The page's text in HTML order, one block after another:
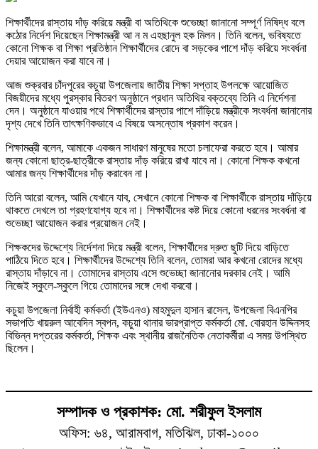
শিক্ষার্থীদের রাস্তায় দাঁড় করিয়ে মন্ত্রী বা অতিথিকে শুভেচ্ছা জানানো সম্পূর্ণ নিষিদ্ধ বলে
কঠোর নির্দেশ দিয়েছেন শিক্ষামন্ত্রী আ ন ম এহছানুল হক মিলন। তিনি বলেন, ভবিষ্যতে
কোনো শিক্ষক বা শিক্ষা প্রতিষ্ঠান শিক্ষার্থীদের রোদে বা সড়কের পাশে দাঁড় করিয়ে সংবর্ধনা
দেয়ার আয়োজন করা যাবে না।
আজ শুক্রবার চাঁদপুরের কচুয়া উপজেলায় জাতীয় শিক্ষা সপ্তাহ উপলক্ষে আয়োজিত
বিজয়ীদের মধ্যে পুরস্কার বিতরণ অনুষ্ঠানে প্রধান অতিথির বক্তব্যে তিনি এ নির্দেশনা
দেন। অনুষ্ঠানে যাওয়ার পথে শিক্ষার্থীদের রাস্তার পাশে দাঁড়িয়ে মন্ত্রীকে সংবর্ধনা জানানোর
দৃশ্য দেখে তিনি তাৎক্ষণিকভাবে এ বিষয়ে অসন্তোষ প্রকাশ করেন।
শিক্ষামন্ত্রী বলেন, আমাকে একজন সাধারণ মানুষের মতো চলাফেরা করতে হবে। আমার
জন্য কোনো ছাত্র-ছাত্রীকে রাস্তায় দাঁড় করিয়ে রাখা যাবে না। কোনো শিক্ষক কখনো
আমার জন্য শিক্ষার্থীদের দাঁড় করাবেন না।
তিনি আরো বলেন, আমি যেখানে যাব, সেখানে কোনো শিক্ষক বা শিক্ষার্থীকে রাস্তায় দাঁড়িয়ে
থাকতে দেখলে তা গ্রহণযোগ্য হবে না। শিক্ষার্থীদের কষ্ট দিয়ে কোনো ধরনের সংবর্ধনা বা
শুভেচ্ছা আয়োজন করার প্রয়োজন নেই।
শিক্ষকদের উদ্দেশ্যে নির্দেশনা দিয়ে মন্ত্রী বলেন, শিক্ষার্থীদের দ্রুত ছুটি দিয়ে বাড়িতে
পাঠিয়ে দিতে হবে। শিক্ষার্থীদের উদ্দেশ্যে তিনি বলেন, তোমরা আর কখনো রোদের মধ্যে
রাস্তায় দাঁড়াবে না। তোমাদের রাস্তায় এসে শুভেচ্ছা জানানোর দরকার নেই। আমি
নিজেই স্কুলে-স্কুলে গিয়ে তোমাদের সঙ্গে দেখা করবো।
কচুয়া উপজেলা নির্বাহী কর্মকর্তা (ইউএনও) মাহমুদুল হাসান রাসেল, উপজেলা বিএনপির
সভাপতি খায়রুল আবেদিন স্বপন, কচুয়া থানার ভারপ্রাপ্ত কর্মকর্তা মো. বোরহান উদ্দিনসহ
বিভিন্ন দপ্তরের কর্মকর্তা, শিক্ষক এবং স্থানীয় রাজনৈতিক নেতাকর্মীরা এ সময় উপস্থিত
ছিলেন।
সম্পাদক ও প্রকাশক: মো. শরীফুল ইসলাম
অফিস: ৬৪, আরামবাগ, মতিঝিল, ঢাকা-১০০০